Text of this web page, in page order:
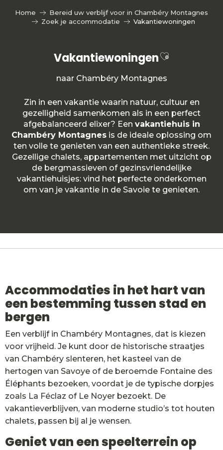
Home
Bereid uw verblijf voor in Chambéry Montagnes
Zoek je accommodatie
Vakantiewoningen
VakantiewoningenAjouter
naar Chambéry Montagnes
Zin in een vakantie waarin natuur, cultuur en
gezelligheid samenkomen als in een perfect
afgebalanceerd elixer? Een vakantiehuis in
Chambéry Montagnes is de ideale oplossing om
ten volle te genieten van een authentieke streek.
Gezellige chalets, appartementen met uitzicht op
de bergmassieven of gezinsvriendelijke
vakantiehuisjes: vind het perfecte onderkomen
om van je vakantie in de Savoie te genieten.
Gîte La Fayèta
La Tour de Contrôle - Appartement Caravelle
L'École à gîter - Le nid d'aigle n°4
La Tour de Contrôle - Appartement Concorde
Le Pareïs
Chalet L'Escachelle
Gîte n°2 - Lou Mansou - Mansot Didier
Gîte le Pleuven - Edelweiss - M. et Mme Petit
Accommodaties in het hart van
een bestemming tussen stad en
bergen
Een verblijf in Chambéry Montagnes, dat is kiezen
voor vrijheid. Je kunt door de historische straatjes
van Chambéry slenteren, het kasteel van de
hertogen van Savoye of de beroemde Fontaine des
Éléphants bezoeken, voordat je de typische dorpjes
zoals La Féclaz of Le Noyer bezoekt. De
vakantieverblijven, van moderne studio’s tot houten
chalets, passen bij al je wensen.
Geniet van een speelterrein op